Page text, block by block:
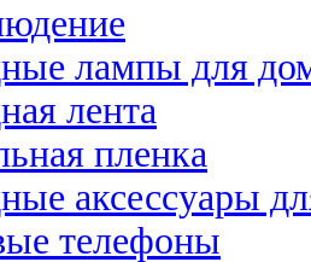
лампы для
лента
пленка
аксессуары
телефоны